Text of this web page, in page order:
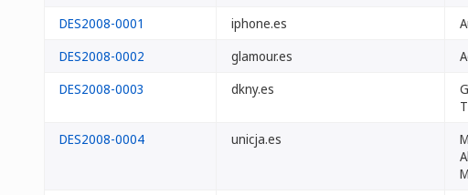
DES2008-0001 iphone.es
DES2008-0002
glamour.es
DES2008-0003
dkny.es
DES2008-0004 unicja.es